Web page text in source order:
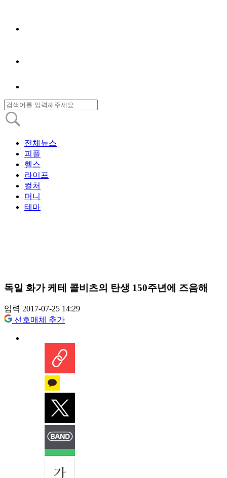
전체뉴스
피플
헬스
라이프
컬처
머니
테마
독일 화가 케테 콜비츠의 탄생 150주년에 즈음해
입력 2017-07-25 14:29
선호매체 추가